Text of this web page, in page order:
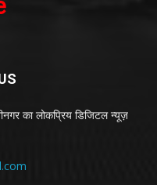
का लोकप्रिय डिजिटल न्यूज़